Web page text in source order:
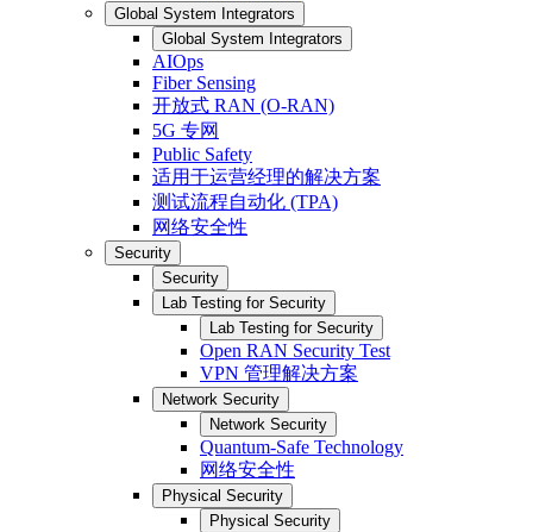
Global System Integrators
Global System Integrators
AIOps
Fiber Sensing
开放式 RAN (O-RAN)
5G 专网
Public Safety
适用于运营经理的解决方案
测试流程自动化 (TPA)
网络安全性
Security
Security
Lab Testing for Security
Lab Testing for Security
Open RAN Security Test
VPN 管理解决方案
Network Security
Network Security
Quantum-Safe Technology
网络安全性
Physical Security
Physical Security